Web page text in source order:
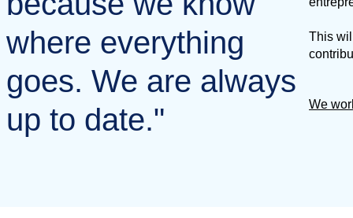
where everything
goes. We are always
up to date."
This
We